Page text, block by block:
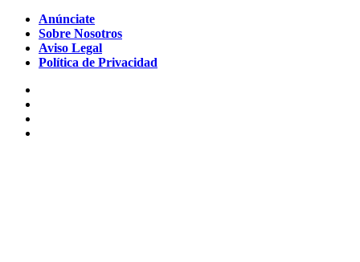
Anúnciate
Sobre Nosotros
Aviso Legal
Política de Privacidad